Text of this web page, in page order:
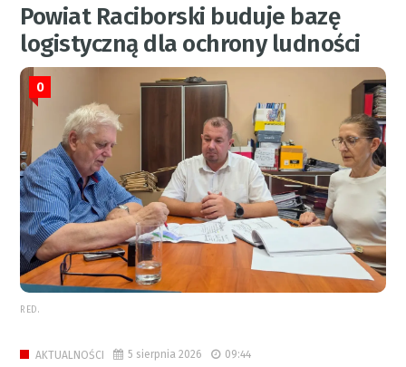
Powiat Raciborski buduje bazę
logistyczną dla ochrony ludności
0
RED.
AKTUALNOŚCI 5 sierpnia 2026 09:44